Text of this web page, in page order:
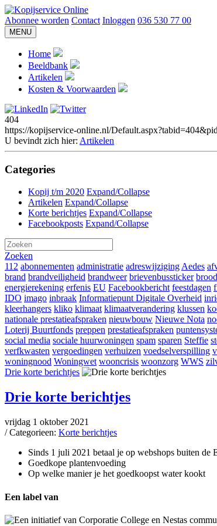
Abonnee worden Contact Inloggen 036 530 77 00
MENU
Home
Beeldbank
Artikelen
Kosten & Voorwaarden
404
https://kopijservice-online.nl/
U bevindt zich hier: Artikelen
Categories
Kopij t/m 2020 Expand/Collapse
Artikelen Expand/Collapse
Korte berichtjes Expand/Collapse
Facebookposts Expand/Collapse
Zoeken
112 abonnementen administratie adreswijzigingAedes
brand brandveiligheid brandweer brievenbussticker brood
energierekening erfenis EU Facebookbericht feestdagen
IDO imago inbraak Informatiepunt Digitale Overheid
kleerhangers kliko klimaat klimaatverandering klussen
nationale prestatieafspraken nieuwbouw Nieuwe Nota
Loterij Buurtfonds preppen prestatieafspraken
social media sociale huurwoningen spam sparen Steffie
verfkwasten vergoedingen verhuizen voedselverspilling
woningnood Woningwet wooncrisis woonzorg WWS
Drie korte berichtjes
Drie korte berichtjes
vrijdag 1 oktober 2021
/ Categorieen: Korte berichtjes
Sinds 1 juli 2021 betaal je op webshops buiten
Goedkope plantenvoeding
Op welke manier je het goedkoopst water kookt
Een label van